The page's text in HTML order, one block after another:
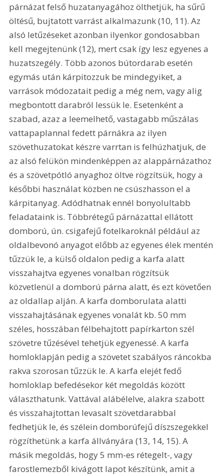
párnázat felső huzatanyagához ölthetjük, ha sűrű
öltésű, bujtatott varrást alkalmazunk (10, 11). Az
alsó letűzéseket azonban ilyenkor gondosabban
kell megejtenünk (12), mert csak így lesz egyenes a
huzatszegély. Több azonos bútordarab esetén
egymás után kárpitozzuk be mindegyiket, a
varrások módozatait pedig a még nem, vagy alig
megbontott darabról lessük le. Esetenként a
szabad, azaz a leemelhető, vastagabb műszálas
vattapaplannal fedett párnákra az ilyen
szövethuzatokat készre varrtan is felhúzhatjuk, de
az alsó felükön mindenképpen az alappárnázathoz
és a szövetpótló anyaghoz öltve rögzítsük, hogy a
későbbi használat közben ne csúszhasson el a
kárpitanyag. Adódhatnak ennél bonyolultabb
feladataink is. Többrétegű párnázattal ellátott
domború, ún. csigafejű fotelkaroknál például az
oldalbevonó anyagot előbb az egyenes élek mentén
tűzzük le, a külső oldalon pedig a karfa alatt
visszahajtva egyenes vonalban rögzítsük
közvetlenül a domború párna alatt, és ezt követően
az oldallap alján. A karfa domborulata alatti
visszahajtásának egyenes vonalát kb. 50 mm
széles, hosszában félbehajtott papírkarton szél
szövetre tűzésével tehetjük egyenessé. A karfa
homloklapján pedig a szövetet szabályos ráncokba
rakva szorosan tűzzük le. A karfa elejét fedő
homloklap befedésekor két megoldás között
választhatunk. Vattával alábélelve, alakra szabott
és visszahajtottan levasalt szövetdarabbal
fedhetjük le, és szélein domborúfejű díszszegekkel
rögzíthetünk a karfa állványára (13, 14, 15). A
másik megoldás, hogy 5 mm-es rétegelt-, vagy
farostlemezből kivágott lapot készítünk, amit a